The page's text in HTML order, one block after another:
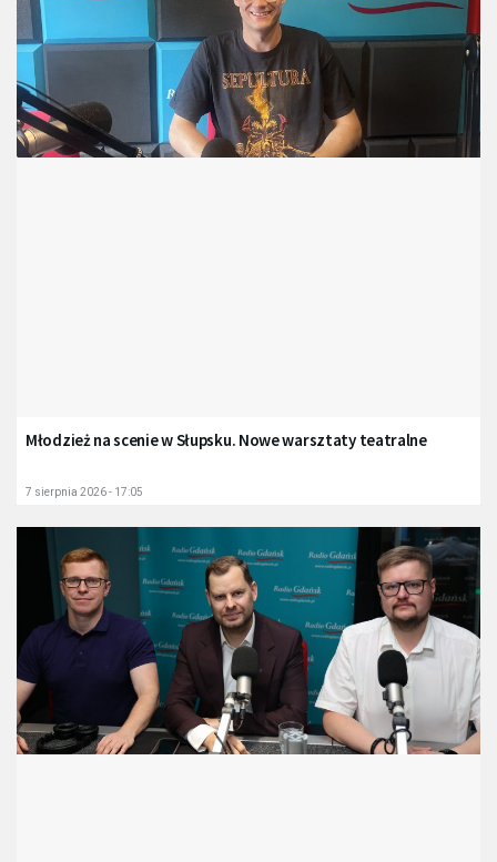
Młodzież na scenie w Słupsku. Nowe warsztaty teatralne
7 sierpnia 2026 - 17:05